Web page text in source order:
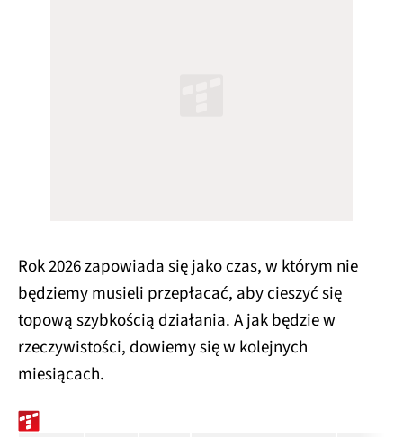
Rok 2026 zapowiada się jako czas, w którym nie
będziemy musieli przepłacać, aby cieszyć się
topową szybkością działania. A jak będzie w
rzeczywistości, dowiemy się w kolejnych
miesiącach.